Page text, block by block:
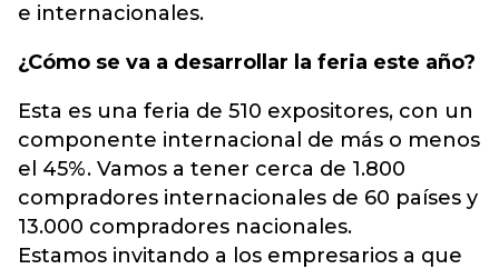
e internacionales.
¿Cómo se va a desarrollar la feria este año?
Esta es una feria de 510 expositores, con un
componente internacional de más o menos
el 45%. Vamos a tener cerca de 1.800
compradores internacionales de 60 países y
13.000 compradores nacionales.
Estamos invitando a los empresarios a que